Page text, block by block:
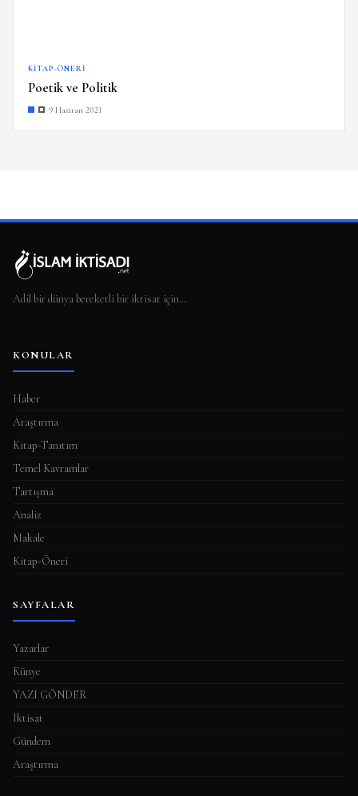
KITAP-ÖNERI
Poetik ve Politik
9 Haziran 2021
Adil bir dünya bereketli bir iktisat için…
KONULAR
Haber
Araştırma
Kitap-Tanıtım
Temel Kavramlar
Tartışma
Analiz
Makale
Kitap-Öneri
SAYFALAR
Yazarlar
Künye
YAZI GÖNDER
İktisat
Gündem
Araştırma